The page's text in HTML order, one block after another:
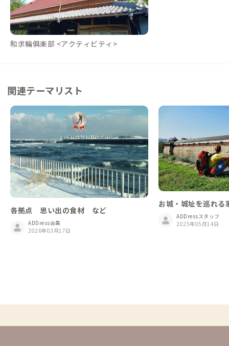
和求輪俱楽部 <アクティビティ>
関連テーマリスト
各拠点 思い出の食材 など
ADDress会員
2026年03月17日
お城・城址を巡れる
ADDressスタッフ
2025年05月14日